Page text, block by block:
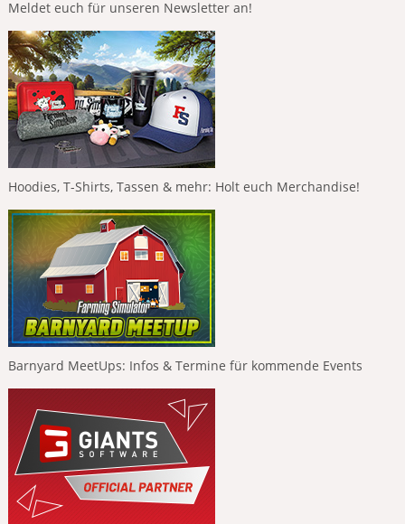
Meldet euch für unseren Newsletter an!
Hoodies, T-Shirts, Tassen & mehr: Holt euch Merchandise!
Barnyard MeetUps: Infos & Termine für kommende Events